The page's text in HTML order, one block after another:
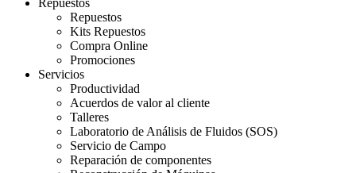
Repuestos
Repuestos
Kits Repuestos
Compra Online
Promociones
Servicios
Productividad
Acuerdos de valor al cliente
Talleres
Laboratorio de Análisis de Fluidos (SOS)
Servicio de Campo
Reparación de componentes